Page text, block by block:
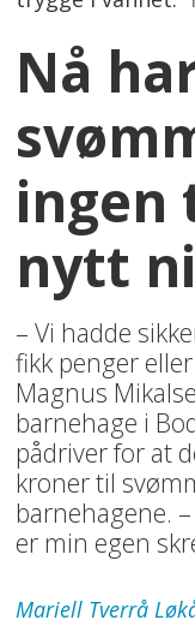
Nå
ingen
nytt
– Vi hadde
fikk penger
Magnus
barnehage i
pådriver for at
kroner til
barnehagene.
er min egen
Mariell Tverrå